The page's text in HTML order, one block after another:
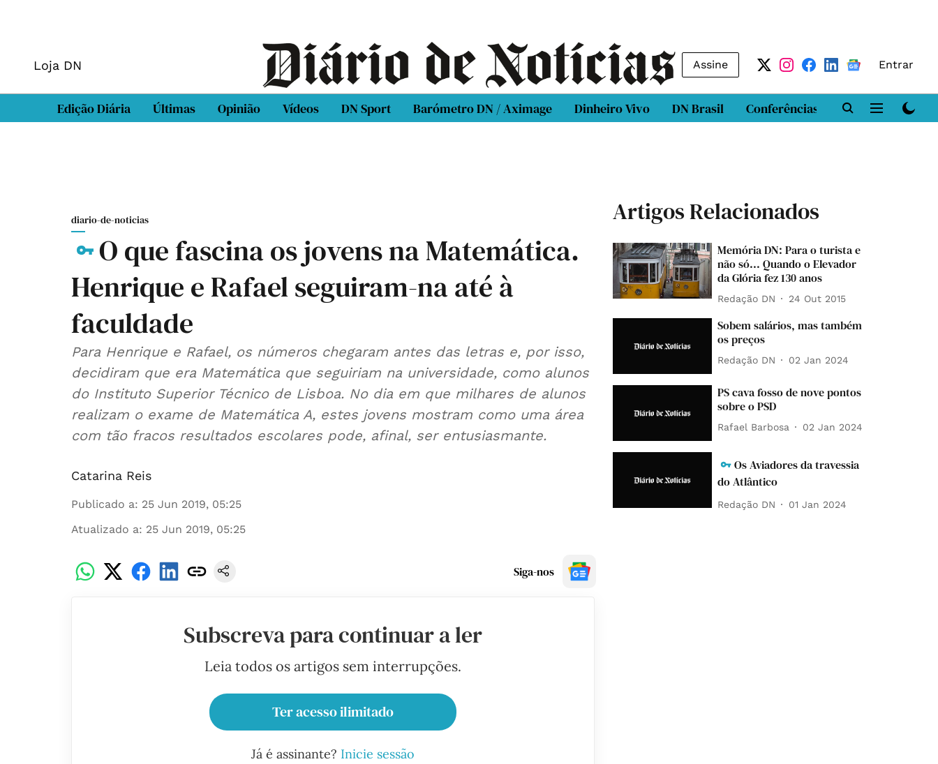
Loja DN Assine Entrar
Edição Diária Últimas Opinião Vídeos DN Sport Barómetro DN / Aximage Dinheiro Vivo DN Brasil Conferências DN LAB
diario-de-noticias
O que fascina os jovens na Matemática.
Henrique e Rafael seguiram-na até à
faculdade
Para Henrique e Rafael, os números chegaram antes das letras e, por isso,
decidiram que era Matemática que seguiriam na universidade, como alunos
do Instituto Superior Técnico de Lisboa. No dia em que milhares de alunos
realizam o exame de Matemática A, estes jovens mostram como uma área
com tão fracos resultados escolares pode, afinal, ser entusiasmante.
Catarina Reis
Publicado a: 25 Jun 2019, 05:25
Atualizado a: 25 Jun 2019, 05:25
Siga-nos
Subscreva para continuar a ler
Leia todos os artigos sem interrupções.
Ter acesso ilimitado
Já é assinante? Inicie sessão
Artigos Relacionados
Memória DN: Para o turista e
não só... Quando o Elevador
da Glória fez 130 anos
Redação DN 24 Out 2015
Sobem salários, mas também
os preços
Redação DN 02 Jan 2024
PS cava fosso de nove pontos
sobre o PSD
Rafael Barbosa 02 Jan 2024
Os Aviadores da travessia
do Atlântico
Redação DN 01 Jan 2024